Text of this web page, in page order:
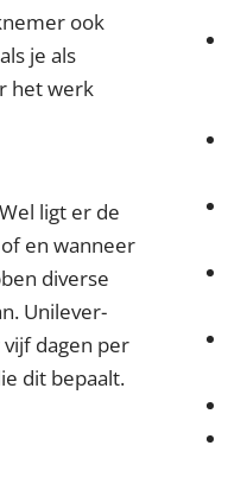
ook
je als
het werk
ligt er de
en wanneer
diverse
Unilever-
dagen per
dit bepaalt.